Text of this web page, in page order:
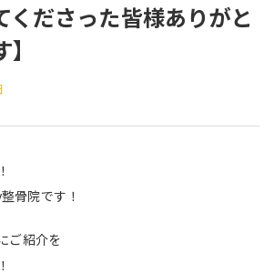
くださった皆様ありがと
骨院です！
ご紹介を